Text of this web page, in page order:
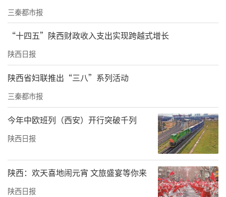
三秦都市报
“十四五”陕西财政收入支出实现跨越式增长
陕西日报
陕西省妇联推出“三八”系列活动
三秦都市报
今年中欧班列（西安）开行突破千列
陕西日报
陕西：欢天喜地闹元宵 文旅盛宴等你来
陕西日报